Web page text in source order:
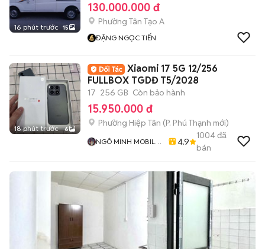
16 phút trước 15
130.000.000 đ
Phường Tân Tạo A
ĐẶNG NGỌC TIẾN
18 phút trước 6
Xiaomi 17 5G 12/256
FULLBOX TGDĐ T5/2028
17 256 GB Còn bảo hành
15.950.000 đ
Phường Hiệp Tân (P. Phú Thạnh mới)
NGÔ MINH MOBILE
4.9
1004đã
bán